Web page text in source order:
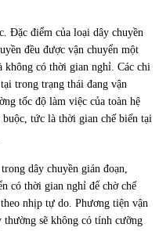
Đặc điểm của loại dây chuyền
đều được vận chuyển một
không có thời gian nghỉ. Các chi
trong trạng thái đang vận
tốc độ làm việc của toàn hệ
buộc, tức là thời gian chế biến tại
dây chuyền gián đoạn,
có thời gian nghỉ để chờ chế
nhịp tự do. Phương tiện vận
thường sẽ không có tính cưỡng